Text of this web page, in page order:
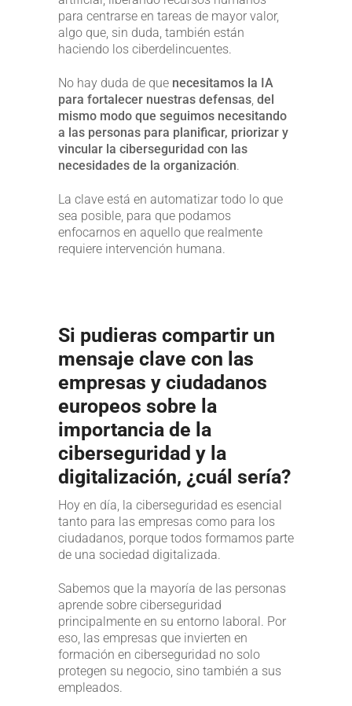
para centrarse en tareas de mayor valor,
algo que, sin duda, también están
haciendo los ciberdelincuentes.
No hay duda de que necesitamos la IA
para fortalecer nuestras defensas, del
mismo modo que seguimos necesitando
a las personas para planificar, priorizar y
vincular la ciberseguridad con las
necesidades de la organización.
La clave está en automatizar todo lo que
sea posible, para que podamos
enfocarnos en aquello que realmente
requiere intervención humana.
Si pudieras compartir un
mensaje clave con las
empresas y ciudadanos
europeos sobre la
importancia de la
ciberseguridad y la
digitalización, ¿cuál sería?
Hoy en día, la ciberseguridad es esencial
tanto para las empresas como para los
ciudadanos, porque todos formamos parte
de una sociedad digitalizada.
Sabemos que la mayoría de las personas
aprende sobre ciberseguridad
principalmente en su entorno laboral. Por
eso, las empresas que invierten en
formación en ciberseguridad no solo
protegen su negocio, sino también a sus
empleados.